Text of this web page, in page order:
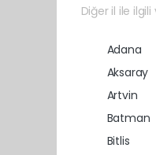
Diğer il ile
Adana
Aksaray
Artvin
Batman
Bitlis